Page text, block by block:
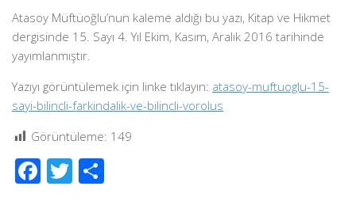
Atasoy Müftüoğlu’nun kaleme aldığı bu yazı, Kitap ve Hikmet
dergisinde 15. Sayı 4. Yıl Ekim, Kasım, Aralık 2016 tarihinde
yayımlanmıştır.
Yazıyı görüntülemek için linke tıklayın: atasoy-muftuoglu-15-
sayi-bilincli-farkindalik-ve-bilincli-vorolus
Görüntüleme: 149
Facebook
Twitter